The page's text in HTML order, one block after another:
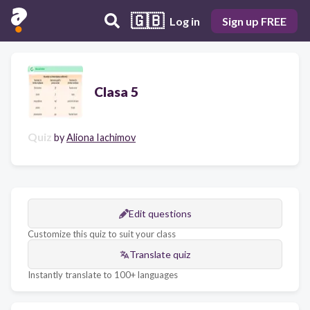
🇬🇧 Log in Sign up FREE
Clasa 5
Quiz byAliona Iachimov
Edit questions
Customize this quiz to suit your class
Translate quiz
Instantly translate to 100+ languages